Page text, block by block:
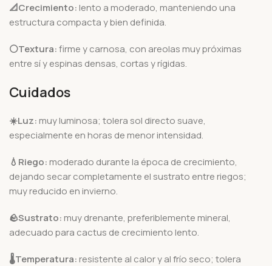
📐Crecimiento: lento a moderado, manteniendo una
estructura compacta y bien definida.
⚪Textura:firme y carnosa, con areolas muy próximas
entre sí y espinas densas, cortas y rígidas.
Cuidados
☀️Luz: muy luminosa; tolera sol directo suave,
especialmente en horas de menor intensidad.
💧Riego: moderado durante la época de crecimiento,
dejando secar completamente el sustrato entre riegos;
muy reducido en invierno.
🪨Sustrato: muy drenante, preferiblemente mineral,
adecuado para cactus de crecimiento lento.
🌡️Temperatura: resistente al calor y al frío seco; tolera